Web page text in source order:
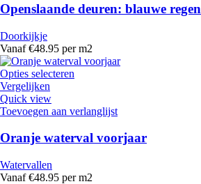
Openslaande deuren: blauwe regen
Doorkijkje
Vanaf €48.95 per m2
Opties selecteren
Vergelijken
Quick view
Toevoegen aan verlanglijst
Oranje waterval voorjaar
Watervallen
Vanaf €48.95 per m2